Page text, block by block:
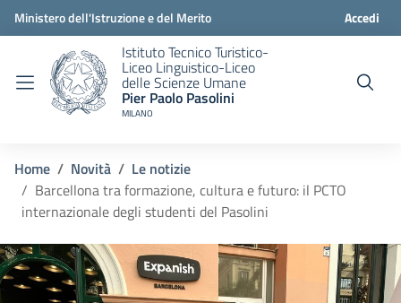
Ministero dell'Istruzione e del Merito Accedi
Istituto Tecnico Turistico-
Liceo Linguistico-Liceo
delle Scienze Umane
Pier Paolo Pasolini
MILANO
Home Novità
Le notizie
Barcellona tra formazione, cultura e futuro: il PCTO
internazionale degli studenti del Pasolini